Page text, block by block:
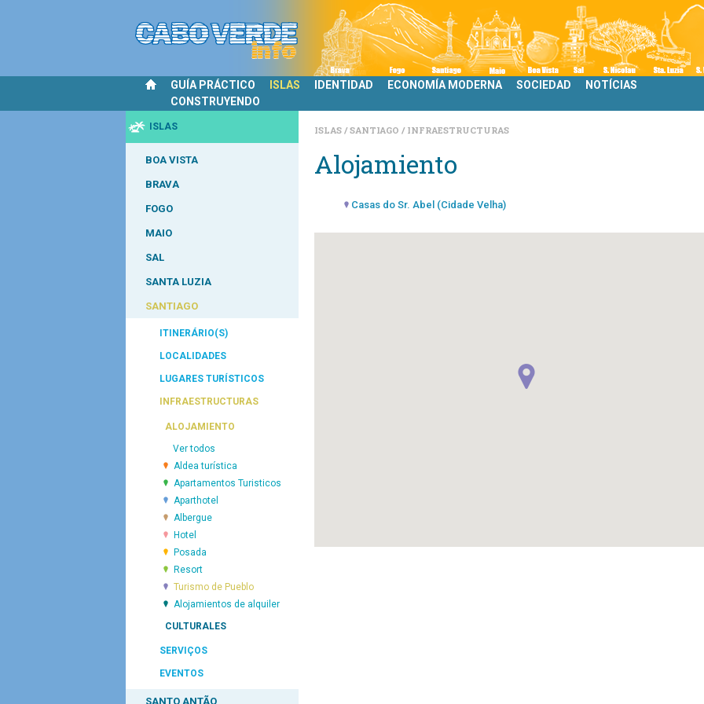
GUÍA PRÁCTICO ISLAS IDENTIDAD ECONOMÍA MODERNA SOCIEDAD
NOTÍCIAS
CONSTRUYENDO
ISLAS
BOA VISTA
BRAVA
FOGO
MAIO
SAL
SANTA LUZIA
SANTIAGO
ITINERÁRIO(S)
LOCALIDADES
LUGARES TURÍSTICOS
INFRAESTRUCTURAS
ALOJAMIENTO
Ver todos
Aldea turística
Apartamentos Turisticos
Aparthotel
Albergue
Hotel
Posada
Resort
Turismo de Pueblo
Alojamientos de alquiler
CULTURALES
SERVIÇOS
EVENTOS
SANTO ANTÃO
ISLAS SANTIAGO INFRAESTRUCTURAS
Alojamiento
Casas do Sr. Abel (Cidade Velha)